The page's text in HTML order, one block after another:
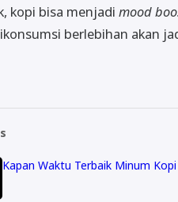
kopi bisa menjadi mood
berlebihan akan
Kapan Waktu Terbaik Minum Kopi